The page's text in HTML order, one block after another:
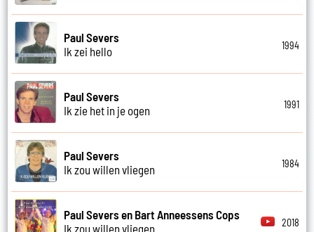
Paul Severs
Ik zei hello
1994
Paul Severs
Ik zie het in je ogen
1991
Paul Severs
Ik zou willen vliegen
1984
Paul Severs en Bart Anneessens Cops
Ik zou willen vliegen
2018